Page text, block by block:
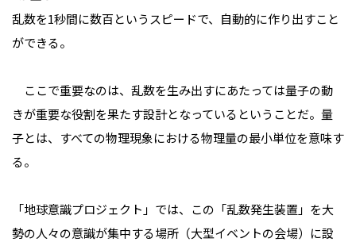
乱数を1秒間に数百というスピードで、自動的に作り出すこと
ができる。
ここで重要なのは、乱数を生み出すにあたっては量子の動
きが重要な役割を果たす設計となっているということだ。量
子とは、すべての物理現象における物理量の最小単位を意味す
る。
「地球意識プロジェクト」では、この「乱数発生装置」を大
勢の人々の意識が集中する場所（大型イベントの会場）に設